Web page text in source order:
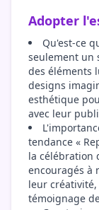
Adopter
Qu'est-ce
seulement un
des éléments
designs
esthétique
avec leur
tendance «
la célébration
encouragés à
leur
témoignage